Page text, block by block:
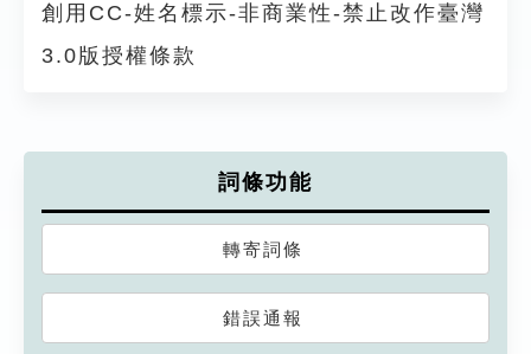
創用CC-姓名標示-非商業性-禁止改作臺灣
3.0版授權條款
詞條功能
轉寄詞條
錯誤通報